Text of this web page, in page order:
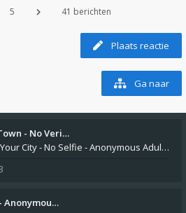
5 41 berichten
Plaats reactie
Ga naar
- No Veri…
Private Girls From Your City - No Selfie - Anonymous Adult Dating https://privatedates.live Private Girls In Your
Anonymou…